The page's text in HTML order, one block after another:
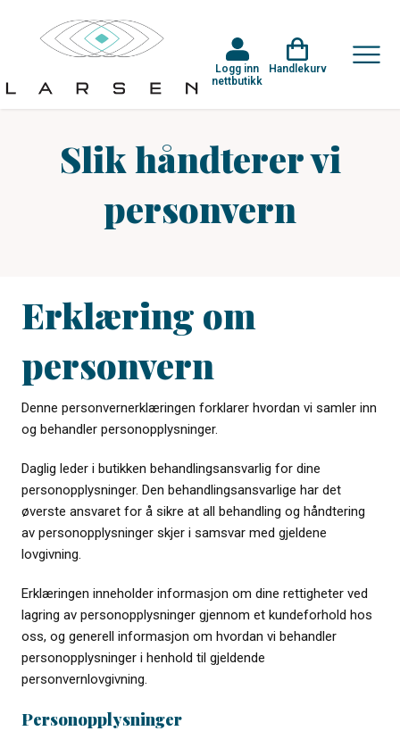
Logg inn
nettbutikk
Handlekurv
Slik håndterer vi
personvern
Erklæring om
personvern
Denne personvernerklæringen forklarer hvordan vi samler inn
og behandler personopplysninger.
Daglig leder i butikken behandlingsansvarlig for dine
personopplysninger. Den behandlingsansvarlige har det
øverste ansvaret for å sikre at all behandling og håndtering
av personopplysninger skjer i samsvar med gjeldene
lovgivning.
Erklæringen inneholder informasjon om dine rettigheter ved
lagring av personopplysninger gjennom et kundeforhold hos
oss, og generell informasjon om hvordan vi behandler
personopplysninger i henhold til gjeldende
personvernlovgivning.
Personopplysninger